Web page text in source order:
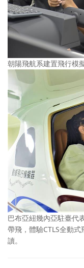
朝陽飛航系建置飛行模
巴布亞紐幾內亞駐臺代
帶飛，體驗CTLS全動
讀。